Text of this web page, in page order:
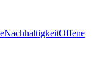
NachhaltigkeitOffene